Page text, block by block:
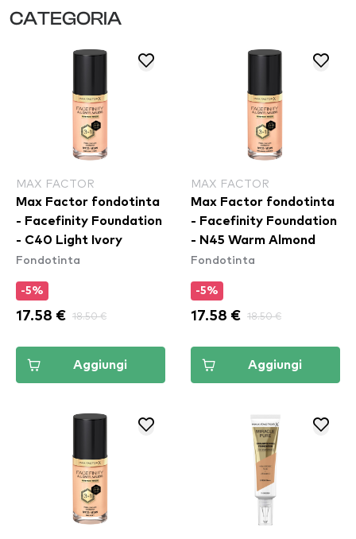
CATEGORIA
MAX FACTOR
Max Factor fondotinta
- Facefinity Foundation
- C40 Light Ivory
Fondotinta
-5%
17.58 € 18.50 €
Aggiungi
MAX FACTOR
Max Factor fondotinta
- Facefinity Foundation
- N45 Warm Almond
Fondotinta
-5%
17.58 € 18.50 €
Aggiungi